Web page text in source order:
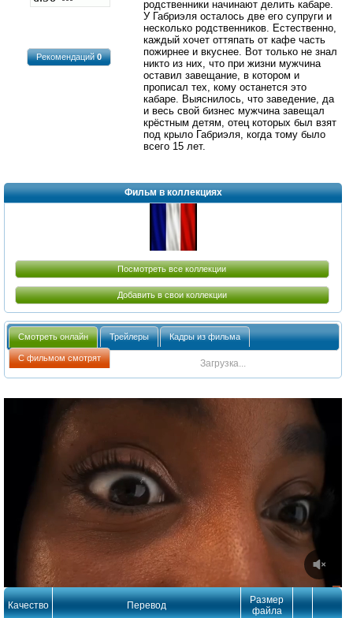
Рекомендаций0
родственники начинают делить кабаре.
У Габриэля осталось две его супруги и
несколько родственников. Естественно,
каждый хочет оттяпать от кафе часть
пожирнее и вкуснее. Вот только не знал
никто из них, что при жизни мужчина
оставил завещание, в котором и
прописал тех, кому останется это
кабаре. Выяснилось, что заведение, да
и весь свой бизнес мужчина завещал
крёстным детям, отец которых был взят
под крыло Габриэля, когда тому было
всего 15 лет.
Фильм в коллекциях
Посмотреть все коллекции
Добавить в свои коллекции
Смотреть онлайн Трейлеры Кадры из фильма
С фильмом смотрят Загрузка...
Качество Перевод
Размер
файла